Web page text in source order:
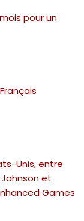
pour un
Unis, entre
et
Games